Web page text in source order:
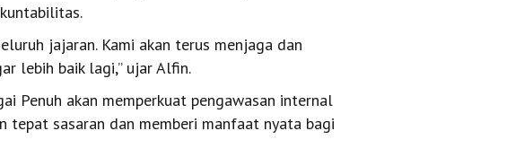
jajaran. Kami akan terus menjaga dan
lebih baik lagi,” ujar Alfin.
Penuh akan memperkuat pengawasan internal
tepat sasaran dan memberi manfaat nyata bagi